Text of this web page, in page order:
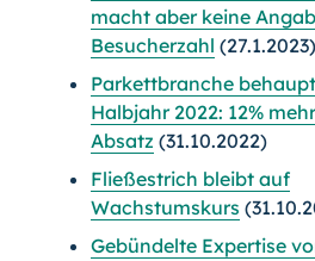
macht aber keine
Besucherzahl (27.1.2023)
Parkettbranche
Halbjahr 2022: 12%
Absatz (31.10.2022)
Fließestrich bleibt auf
Wachstumskurs
Gebündelte Expertise